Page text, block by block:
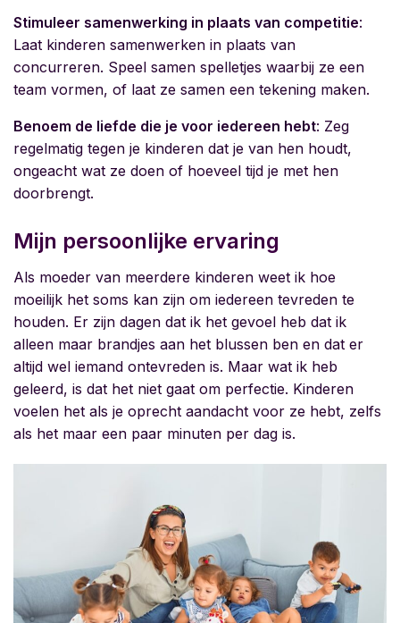
Stimuleer samenwerking in plaats van competitie:
Laat kinderen samenwerken in plaats van
concurreren. Speel samen spelletjes waarbij ze een
team vormen, of laat ze samen een tekening maken.
Benoem de liefde die je voor iedereen hebt: Zeg
regelmatig tegen je kinderen dat je van hen houdt,
ongeacht wat ze doen of hoeveel tijd je met hen
doorbrengt.
Mijn persoonlijke ervaring
Als moeder van meerdere kinderen weet ik hoe
moeilijk het soms kan zijn om iedereen tevreden te
houden. Er zijn dagen dat ik het gevoel heb dat ik
alleen maar brandjes aan het blussen ben en dat er
altijd wel iemand ontevreden is. Maar wat ik heb
geleerd, is dat het niet gaat om perfectie. Kinderen
voelen het als je oprecht aandacht voor ze hebt, zelfs
als het maar een paar minuten per dag is.